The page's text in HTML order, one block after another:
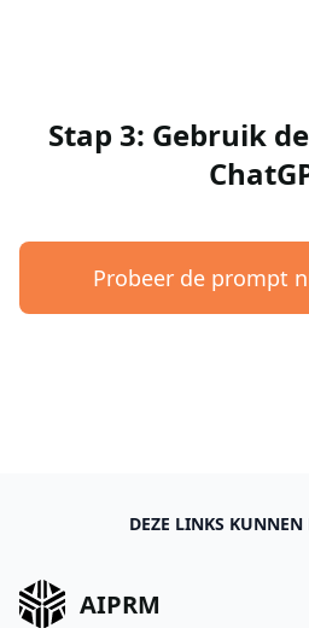
Stap 3: Gebruik
Probeer de prompt
DEZE LINKS
AIPRM